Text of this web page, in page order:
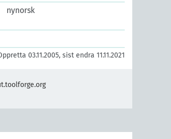
nynorsk
03.11.2005, sist endra 11.11.2021